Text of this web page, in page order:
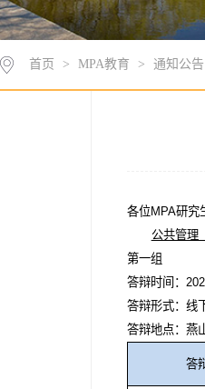
首页 > MPA教育 > 通知公告
各位MPA研究
公共管理
第一组
答辩时间：
答辩形式：线
答辩地点：燕
答